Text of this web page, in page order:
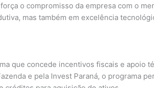
o compromisso da empresa com o
mas também em excelência
que concede incentivos fiscais e apoio
e pela Invest Paraná, o programa